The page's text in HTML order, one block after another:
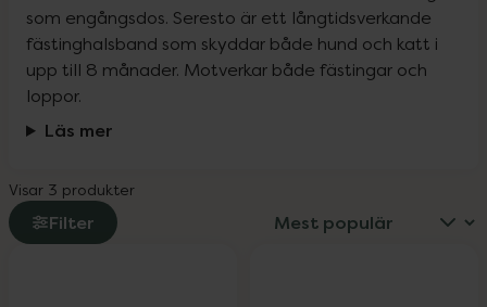
som engångsdos. Seresto är ett långtidsverkande
fästinghalsband som skyddar både hund och katt i
upp till 8 månader. Motverkar både fästingar och
loppor.
Läs mer
Visar 3 produkter
Filter